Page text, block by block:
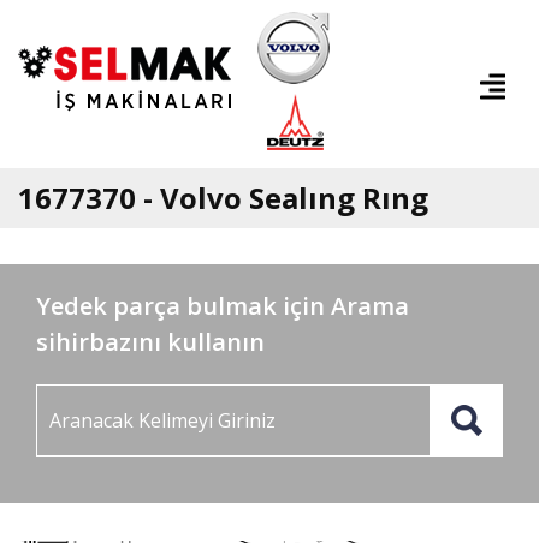
1677370 - Volvo Sealıng Rıng
Yedek parça bulmak için Arama
sihirbazını kullanın